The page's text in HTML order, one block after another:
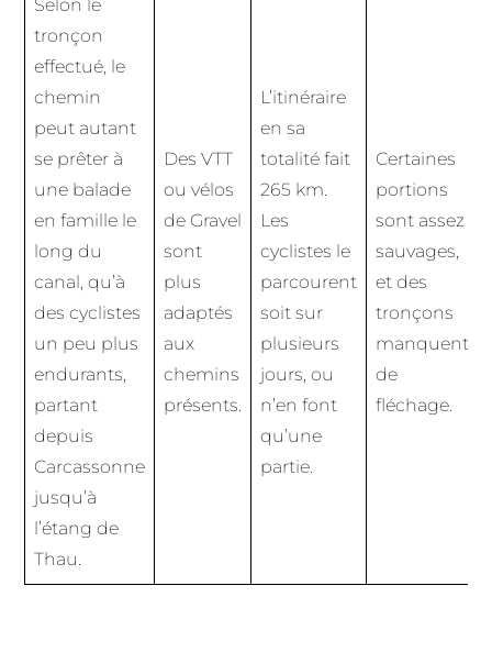
Selon le
tronçon
effectué, le
chemin
peut autant
se prêter à
une balade
en famille le
long du
canal, qu’à
des cyclistes
un peu plus
endurants,
partant
depuis
Carcassonne
jusqu’à
l’étang de
Thau.
Des VTT
ou vélos
de Gravel
sont
plus
adaptés
aux
chemins
présents.
L’itinéraire
en sa
totalité fait
265 km.
Les
cyclistes le
parcourent
soit sur
plusieurs
jours, ou
n’en font
qu’une
partie.
Certaines
portions
sont assez
sauvages,
et des
tronçons
manquent
de
fléchage.